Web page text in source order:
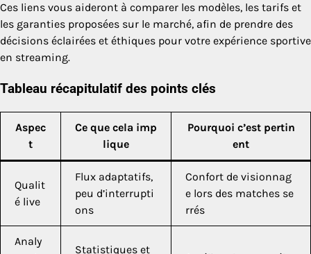
Ces liens vous aideront à comparer les modèles, les tarifs et
les garanties proposées sur le marché, afin de prendre des
décisions éclairées et éthiques pour votre expérience sportive
en streaming.
Tableau récapitulatif des points clés
Aspec
t
Ce que cela imp
lique
Pourquoi c’est pertin
ent
Qualit
é live
Flux adaptatifs,
peu d’interrupti
ons
Confort de visionnag
e lors des matches se
rrés
Analy
Statistiques et